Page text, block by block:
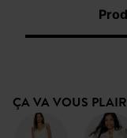
ÇA VA VOUS